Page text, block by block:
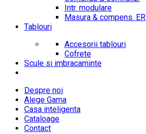
Intr. modulare
Masura & compens. ER
Tablouri
Accesorii tablouri
Cofrete
Scule si imbracaminte
Despre noi
Alege Gama
Casa inteligenta
Cataloage
Contact